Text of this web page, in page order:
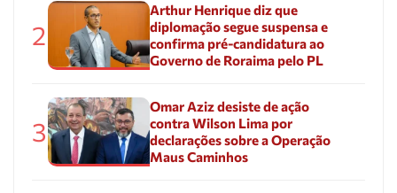
2
Arthur Henrique diz que
diplomação segue suspensa e
confirma pré-candidatura ao
Governo de Roraima pelo PL
3
Omar Aziz desiste de ação
contra Wilson Lima por
declarações sobre a Operação
Maus Caminhos